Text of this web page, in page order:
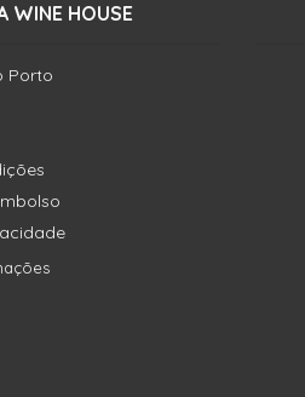
WINE HOUSE
Porto